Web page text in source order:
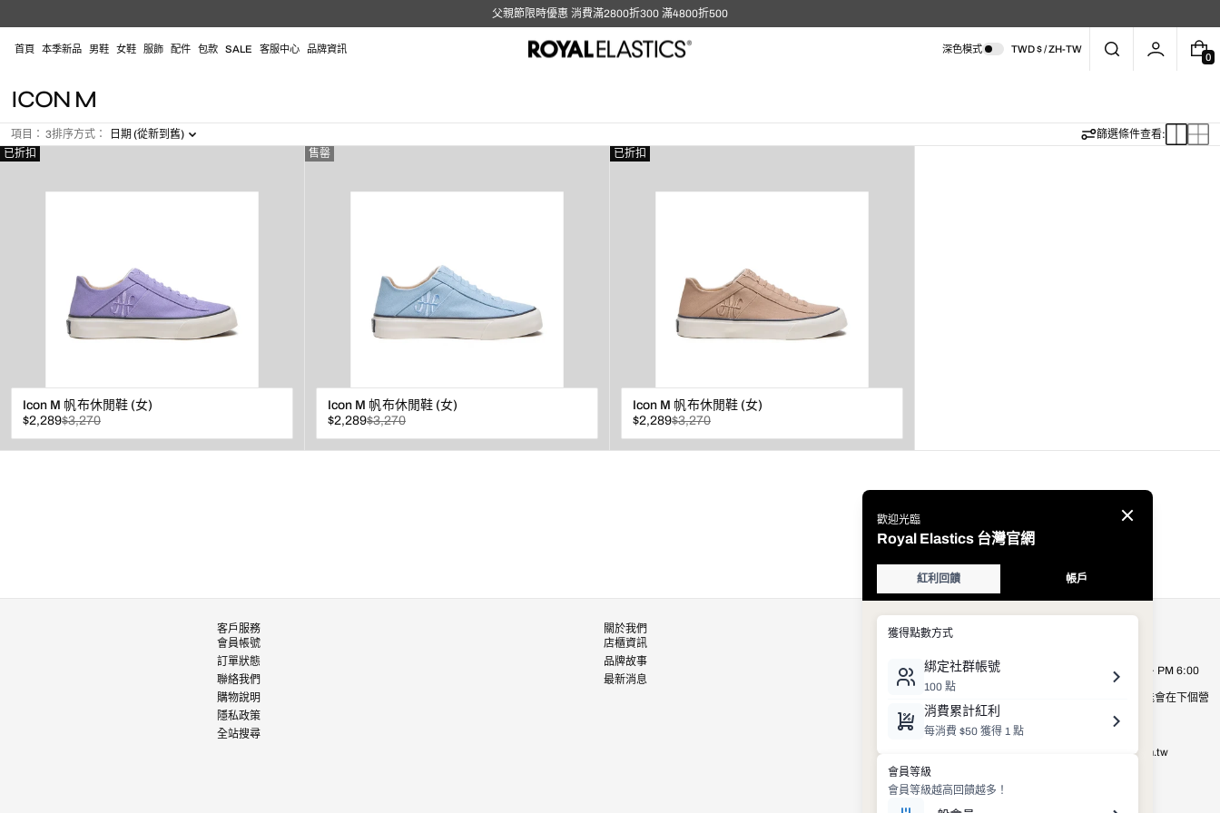
父親節限時優惠 消費滿2800折300 滿4800折500
首頁 本季新品 男鞋 女鞋 服飾 配件 包款 SALE 客服中心 品牌資訊 深色模式 TWD $ / ZH-TW
0
0
系
列
:
ICON M
項目： 3排序方式： 日期 (從新到舊) 篩選條件查看:
換
切
換
已折扣
Icon M 帆布休閒鞋 (女)
已
折
扣
$2,289
原
價
$3,270
查看
售罄
Icon M 帆布休閒鞋 (女)
已
折
扣
$2,289
原
價
$3,270
已折扣
Icon M 帆布休閒鞋 (女)
已
折
扣
$2,289
原
價
$3,270
查看
客戶服務
會員帳號
訂單狀態
聯絡我們
購物說明
隱私政策
全站搜尋
關於我們
店櫃資訊
品牌故事
最新消息
營業時間：週一至週五 AM 9:00 ~ PM 6:00
營業時間以外的客服詢問，有可能會在下個營
業日才進行處理，敬請見諒。
E-mail：
shop_service@royalelastics.com.tw